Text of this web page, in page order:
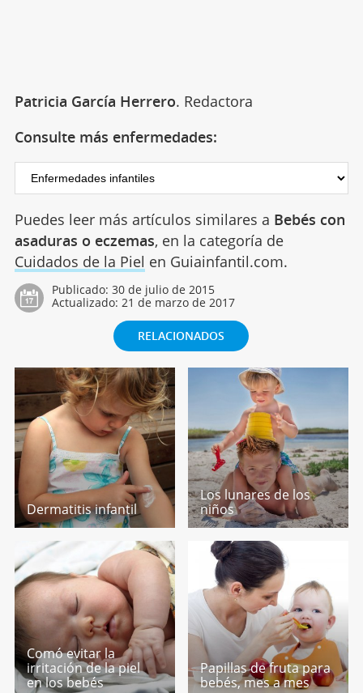
Patricia García Herrero. Redactora
Consulte más enfermedades:
Puedes leer más artículos similares a Bebés con
asaduras o eczemas, en la categoría de
Cuidados de la Piel en Guiainfantil.com.
Publicado: 30 de julio de 2015
Actualizado: 21 de marzo de 2017
RELACIONADOS
Dermatitis infantil
Los lunares de los
niños
Comó evitar la
irritación de la piel
en los bebés
Papillas de fruta para
bebés, mes a mes